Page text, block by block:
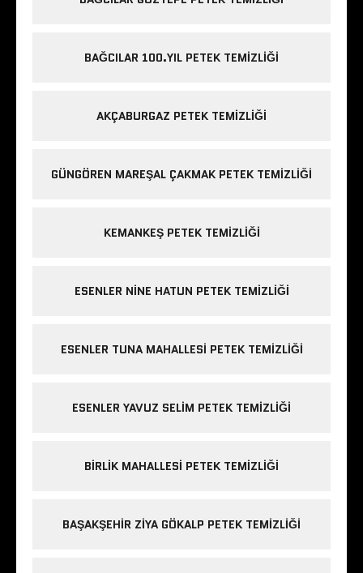
BAĞCILAR 100.YIL PETEK TEMIZLIĞI
AKÇABURGAZ PETEK TEMIZLIĞI
GÜNGÖREN MAREŞAL ÇAKMAK PETEK TEMIZLIĞI
KEMANKEŞ PETEK TEMIZLIĞI
ESENLER NINE HATUN PETEK TEMIZLIĞI
ESENLER TUNA MAHALLESI PETEK TEMIZLIĞI
ESENLER YAVUZ SELIM PETEK TEMIZLIĞI
BIRLIK MAHALLESI PETEK TEMIZLIĞI
BAŞAKŞEHIR ZIYA GÖKALP PETEK TEMIZLIĞI